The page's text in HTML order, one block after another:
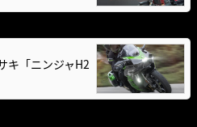
キ「ニンジャH2